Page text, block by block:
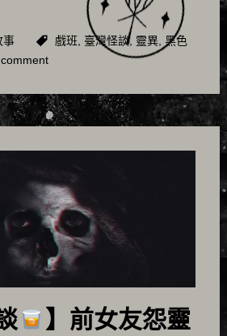
事 戲班 臺灣怪談, 靈異, 黑色
】前女友怨靈